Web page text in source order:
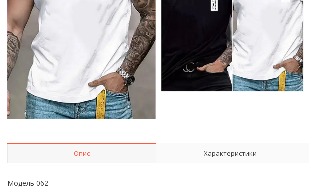
Опис Характеристики
Модель 062